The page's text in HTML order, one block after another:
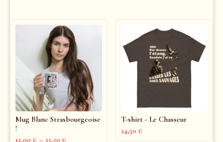
Mug Blanc Strasbourgeoise
!
12,00 € – 15,50 €
T-shirt - Le Chasseur
24,50 €